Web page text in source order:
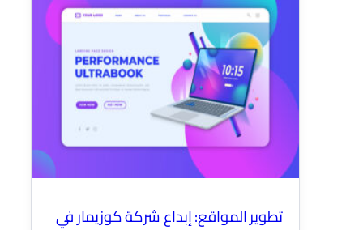
تطوير المواقع: إبداع شركة كوزيمار في